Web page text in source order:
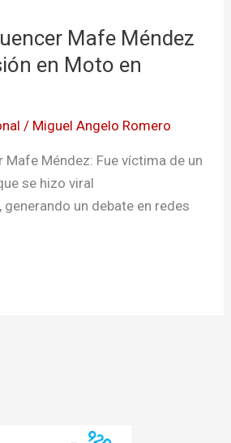
Mafe Méndez
en Moto en
/ Miguel Angelo Romero
Méndez: Fue víctima de un
se hizo viral
un debate en redes